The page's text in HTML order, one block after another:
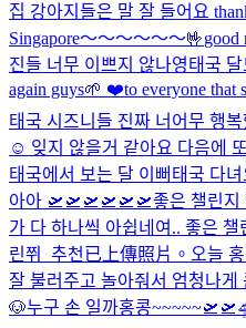
집 강아지들은 말 잘 들어요
Singapore～～～～～～🤟
진들 너무 이쁘지 않나영태국 달
again guys🌱 ❤️to everyone that
태국 시즈니들 진짜 너어무 행
☺️ 잊지 않을거 같아요 다음에
태국에서 보는 달 이뻐 태국 다
아아 🛫🛫🛫🛫🛫🛫좋은 챌린지
가 다 하나씩 아쉽네여.. 좋은
린쮜_추천已上傳照片。 오늘
잘 불러주고 놀아줘서 엄청나게
🐶누구 손 일까홍콩